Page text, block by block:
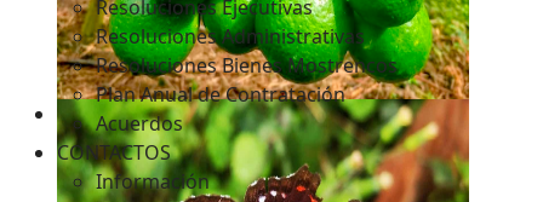
Resoluciones Ejecutivas
Resoluciones Administrativas
Resoluciones Bienes Mostrencos
Plan Anual de Contratación
Acuerdos
CONTACTOS
Información